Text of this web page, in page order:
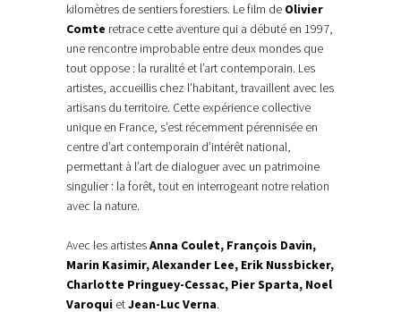
kilomètres de sentiers forestiers. Le film de Olivier
Comte retrace cette aventure qui a débuté en 1997,
une rencontre improbable entre deux mondes que
tout oppose : la ruralité et l’art contemporain. Les
artistes, accueillis chez l’habitant, travaillent avec les
artisans du territoire. Cette expérience collective
unique en France, s’est récemment pérennisée en
centre d’art contemporain d’intérêt national,
permettant à l’art de dialoguer avec un patrimoine
singulier : la forêt, tout en interrogeant notre relation
avec la nature.
Avec les artistesAnna Coulet, François Davin,
Marin Kasimir, Alexander Lee, Erik Nussbicker,
Charlotte Pringuey-Cessac, Pier Sparta, Noel
Varoqui etJean-Luc Verna.